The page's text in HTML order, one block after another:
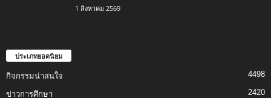
1 สิงหาคม 2569
ประเภทยอดนิยม
กิจกรรมน่าสนใจ 4498
ข่าวการศึกษา 2420